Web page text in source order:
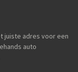
juiste adres voor een
auto